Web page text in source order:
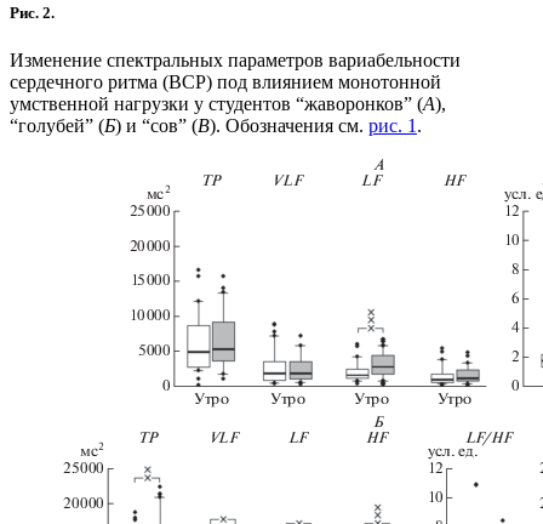
Рис. 2.
Изменение спектральных параметров вариабельности
сердечного ритма (ВСР) под влиянием монотонной
умственной нагрузки у студентов “жаворонков” (А),
“голубей” (Б) и “сов” (В). Обозначения см. рис. 1 .